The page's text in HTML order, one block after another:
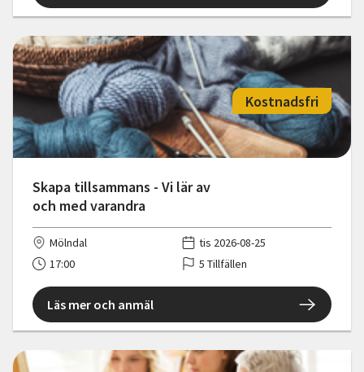
Skapa tillsammans - Vi lär av
och med varandra
Kostnadsfri
Mölndal
tis 2026-08-25
17:00
5 Tillfällen
Läs mer och anmäl